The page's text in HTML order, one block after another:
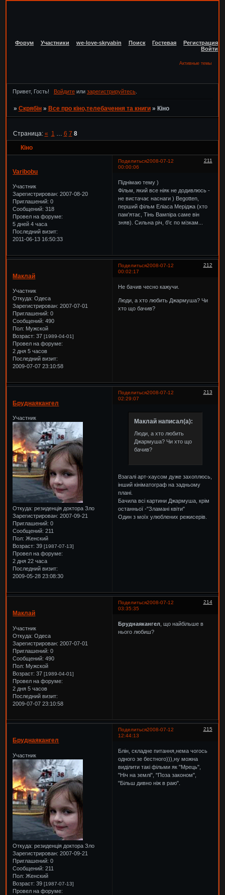
Форум Участники we-love-skryabin Поиск Гостевая
Регистрация
Войти
Активные темы
Привет, Гость! Войдитеили зарегистрируйтесь.
» Скрябін » Все про кіно,телебачення та книги » Кіно
Кіно
Страница: « 1 … 6 7 8
Поделиться 211
2008-07-12
00:00:06
Varibobu
Участник
Зарегистрирован: 2007-08-20
Приглашений: 0
Сообщений: 318
Провел на форуме:
5 дней 4 часа
Последний визит:
2011-06-13 16:50:33
Піднімаю тему )
Фільм, який все ніяк не додивлюсь -
не вистачає наснаги ) Begotten,
перший фільм Еліаса Меріджа (хто
пам'ятає, Тінь Вампіра саме він
зняв). Сильна річ, б'є по мізкам...
Поделиться 212
2008-07-12
00:02:17
Маклай
Участник
Откуда: Одеса
Зарегистрирован: 2007-07-01
Приглашений: 0
Сообщений: 490
Пол: Мужской
Возраст: 37[1989-04-01]
Провел на форуме:
2 дня 5 часов
Последний визит:
2009-07-07 23:10:58
Не бачив чесно кажучи.
Люди, а хто любить Джармуша? Чи
хто що бачив?
Поделиться 213
2008-07-12
02:29:07
Бруднаякангел
Участник
Откуда: резиденція доктора Зло
Зарегистрирован: 2007-09-21
Приглашений: 0
Сообщений: 211
Пол: Женский
Возраст: 39[1987-07-13]
Провел на форуме:
2 дня 22 часа
Последний визит:
2009-05-28 23:08:30
Маклай написал(а):
Люди, а хто любить
Джармуша? Чи хто що
бачив?
Взагалі арт-хаусом дуже захоплюсь,
інший кініматограф на задньому
плані.
Бачила всі картини Джармуша, крім
останньої -"Зламані квіти"
Один з моїх улюблених режисерів.
Поделиться 214
2008-07-12
03:35:35
Маклай
Участник
Откуда: Одеса
Зарегистрирован: 2007-07-01
Приглашений: 0
Сообщений: 490
Пол: Мужской
Возраст: 37[1989-04-01]
Провел на форуме:
2 дня 5 часов
Последний визит:
2009-07-07 23:10:58
Бруднаякангел , що найбільше в
нього любиш?
Поделиться 215
2008-07-12
12:44:13
Бруднаякангел
Участник
Откуда: резиденція доктора Зло
Зарегистрирован: 2007-09-21
Приглашений: 0
Сообщений: 211
Пол: Женский
Возраст: 39[1987-07-13]
Провел на форуме:
Блін, складне питання,нема чогось
одного зе бестного))),ну можна
виділити такі фільми як "Мрець",
"Ніч на землі", "Поза законом",
"Більш дивно ніж в раю".